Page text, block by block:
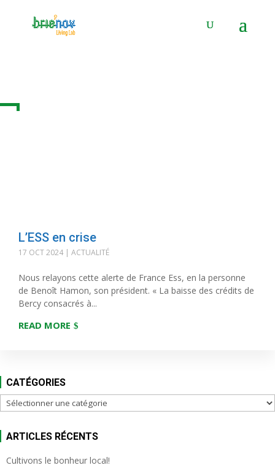
L’ESS en crise
17 OCT 2024 | ACTUALITÉ
Nous relayons cette alerte de France Ess, en la personne
de Benoît Hamon, son président. « La baisse des crédits de
Bercy consacrés à...
READ MORE
CATÉGORIES
Catégories
ARTICLES RÉCENTS
Cultivons le bonheur local!